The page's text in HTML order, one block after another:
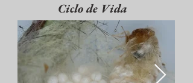
Ciclo de Vida